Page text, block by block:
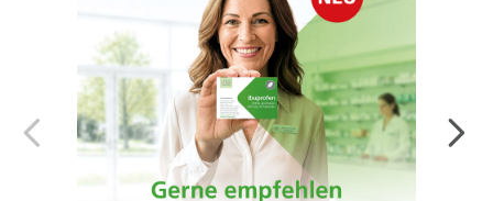
Endlich da! Die LINDA Eigenmarke:
Arzneimittel von der Apothekenmarke, der
Sie vertrauen.
Mehr erfahren